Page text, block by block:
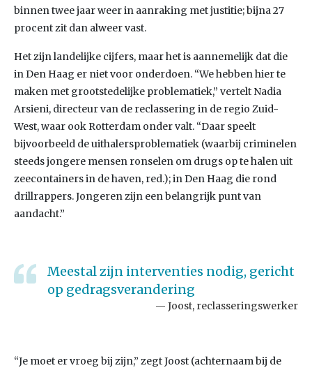
binnen twee jaar weer in aanraking met justitie; bijna 27
procent zit dan alweer vast.
Het zijn landelijke cijfers, maar het is aannemelijk dat die
in Den Haag er niet voor onderdoen. “We hebben hier te
maken met grootstedelijke problematiek,” vertelt Nadia
Arsieni, directeur van de reclassering in de regio Zuid-
West, waar ook Rotterdam onder valt. “Daar speelt
bijvoorbeeld de uithalersproblematiek (waarbij criminelen
steeds jongere mensen ronselen om drugs op te halen uit
zeecontainers in de haven, red.); in Den Haag die rond
drillrappers. Jongeren zijn een belangrijk punt van
aandacht.”
Meestal zijn interventies nodig, gericht
op gedragsverandering
Joost, reclasseringswerker
“Je moet er vroeg bij zijn,” zegt Joost (achternaam bij de